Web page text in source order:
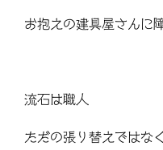
お抱えの建具屋さんに
流石は職人
ただの張り替えではなく